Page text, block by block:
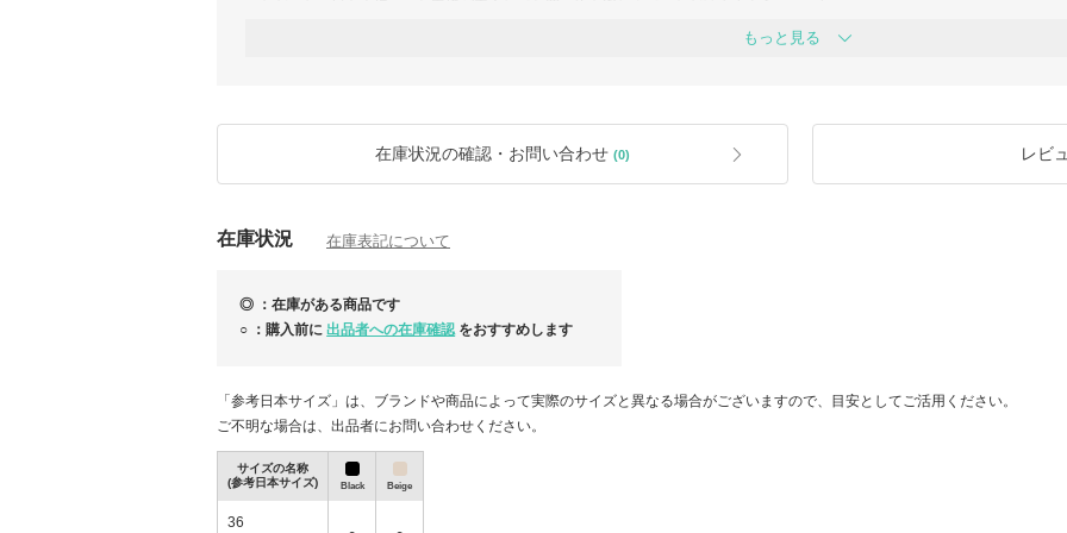
いただいたご縁を大切に、お客様が安心してお買い物を楽しんでいただけますよう
★商品は全て安心の国内発送、関税送料込みとなります。
※送料・関税・消費税など別途お支払い頂く必要はございません。
★正規取扱店より買付けしており、すべて新品・100％正規品です。安心してお買い
◇ご注文前にはお手数ですが「お取引について」をご一読くださいませ◇
.。.:*・゜＋.。.:*・゜＋.。.:*・゜＋.。.:*・゜
す。
ご注文確定後に買い付けを行います。
通常お届けまでに7～14日程度お時間
す。
もっと見る
在庫状況の確認・お問い合わせ (0) レビ
在庫状況 在庫表記について
◎ ：在庫がある商品です
○ ：購入前に 出品者への在庫確認 をおすすめします
「参考日本サイズ」は、ブランドや商品によって実際のサイズと異なる場合がございますので、目安としてご活用ください。
ご不明な場合は、出品者にお問い合わせください。
サイズの名称
(参考日本サイズ)
Black Beige
36